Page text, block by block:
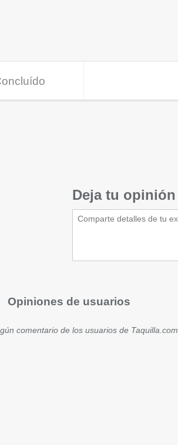
Deja tu opinión
Opiniones de usuarios
comentario de los usuarios de Taquilla.com